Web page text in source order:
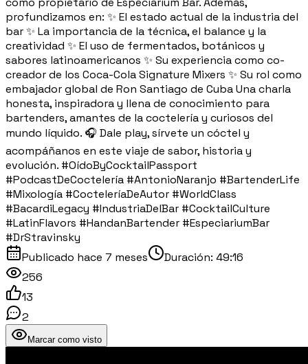
profundizamos en: ✨ El estado actual de la industria del
bar ✨ La importancia de la técnica, el balance y la
creatividad ✨ El uso de fermentados, botánicos y
sabores latinoamericanos ✨ Su experiencia como co-
creador de los Coca-Cola Signature Mixers ✨ Su rol como
embajador global de Ron Santiago de Cuba Una charla
honesta, inspiradora y llena de conocimiento para
bartenders, amantes de la coctelería y curiosos del
mundo líquido. 🎧 Dale play, sírvete un cóctel y
acompáñanos en este viaje de sabor, historia y
evolución. #OídoByCocktailPassport
#PodcastDeCoctelería #AntonioNaranjo #BartenderLife
#Mixología #CocteleríaDeAutor #WorldClass
#BacardiLegacy #IndustriaDelBar #CocktailCulture
#LatinFlavors #HandanBartender #EspeciariumBar
#DrStravinsky
Publicado hace 7 meses Duración: 49:16
256
13
2
Marcar como visto